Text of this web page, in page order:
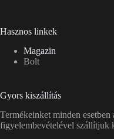
Hasznos linkek
Magazin
Bolt
Gyors kiszállítás
Termékeinket minden
figyelembevételével szállítjuk